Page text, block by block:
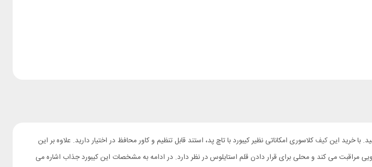
با خرید اینکیفکلاسوری امکاناتی نظیر کیبورد با تاچ پد، استند قابل تنظیم و کاور محافظ در اختیار دارید. علاوه بر این
مراقبت می کند و محلی برای قرار دادن قلم استایلوس در نظر دارد. در ادامه به مشخصات این کیبورد جذاب اشاره می